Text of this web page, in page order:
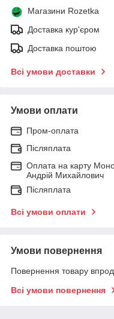
Магазини Rozetka
Доставка кур'єром
Доставка поштою
Всі умови доставки
Умови оплати
Пром-оплата
Післяплата
Оплата на карту
Андрій Михайлович
Післяплата
Всі умови оплати
Умови повернення
Повернення товару
Всі умови повернення